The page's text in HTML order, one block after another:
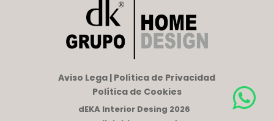
Aviso Lega | Política de Privacidad
Política de Cookies
dEKA Interior Desing 2026